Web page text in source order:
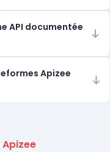
API documentée
Apizee
Apizee